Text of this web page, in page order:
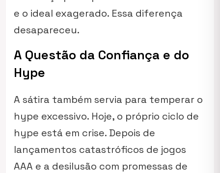
e o ideal exagerado. Essa diferença
desapareceu.
A Questão da Confiança e do
Hype
A sátira também servia para temperar o
hype excessivo. Hoje, o próprio ciclo de
hype está em crise. Depois de
lançamentos catastróficos de jogos
AAA e a desilusão com promessas de